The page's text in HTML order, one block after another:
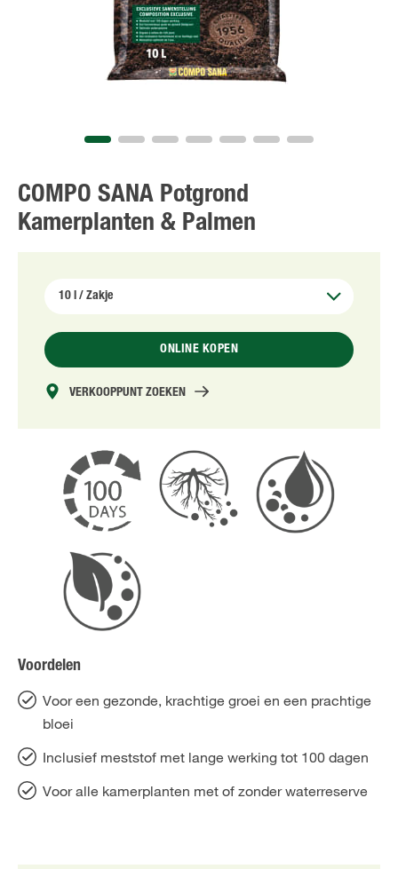
COMPO SANA Potgrond
Kamerplanten & Palmen
ONLINE KOPEN
VERKOOPPUNT ZOEKEN
Voordelen
Voor een gezonde, krachtige groei en een prachtige
bloei
Inclusief meststof met lange werking tot 100 dagen
Voor alle kamerplanten met of zonder waterreserve